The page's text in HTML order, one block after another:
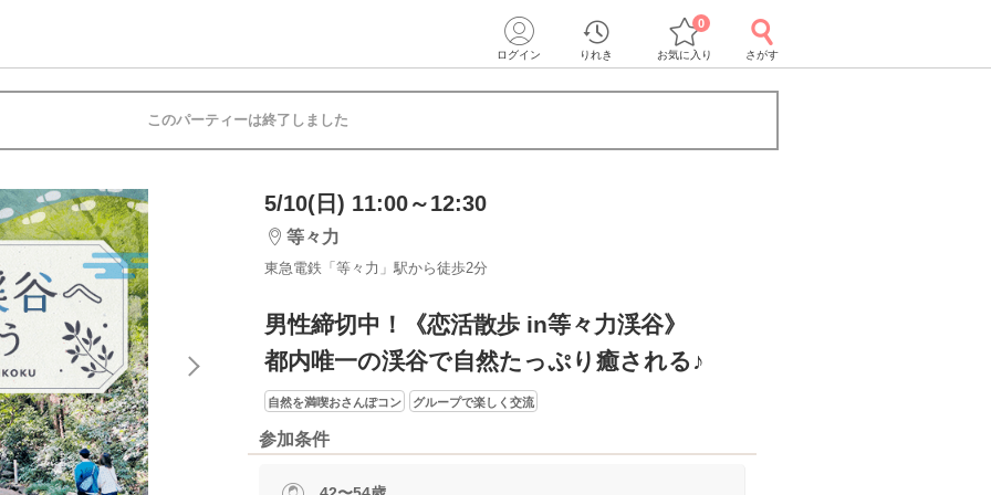
ログイン りれき お気に入り
0
さがす
このパーティーは終了しました
5/10(日) 11:00～12:30
等々力
東急電鉄「等々力」駅から徒歩2分
男性締切中！《恋活散歩 in等々力渓谷》
都内唯一の渓谷で自然たっぷり癒される♪
自然を満喫おさんぽコン グループで楽しく交流
参加条件